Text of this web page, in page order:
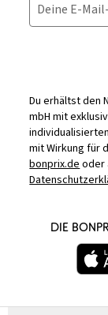
Deine E-
Du erhältst den
mbH mit
mit Wirkung für
bonprix.deoder
DIE